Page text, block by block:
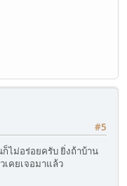
#5
ไม่อร่อยครับ ยิ่งถ้าบ้าน
คยเจอมาแล้ว